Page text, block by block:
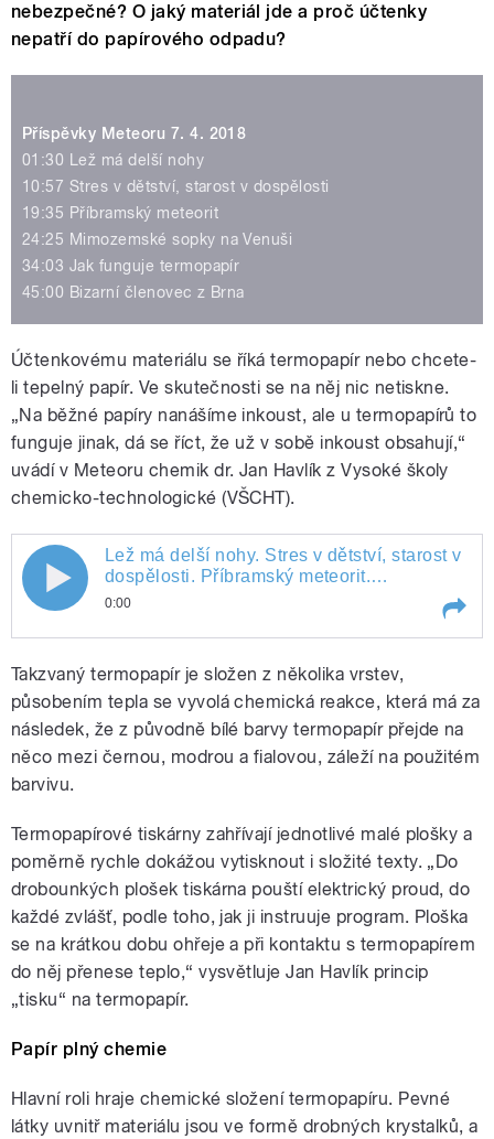
nebezpečné? O jaký materiál jde a proč účtenky
nepatří do papírového odpadu?
Příspěvky Meteoru 7. 4. 2018
01:30 Lež má delší nohy
10:57 Stres v dětství, starost v dospělosti
19:35 Příbramský meteorit
24:25 Mimozemské sopky na Venuši
34:03 Jak funguje termopapír
45:00 Bizarní členovec z Brna
Účtenkovému materiálu se říká termopapír nebo chcete-
li tepelný papír. Ve skutečnosti se na něj nic netiskne.
„Na běžné papíry nanášíme inkoust, ale u termopapírů to
funguje jinak, dá se říct, že už v sobě inkoust obsahují,“
uvádí v Meteoru chemik dr. Jan Havlík z Vysoké školy
chemicko-technologické (VŠCHT).
pause
Lež má delší nohy. Stres v dětství, starost v
dospělosti. Příbramský meteorit.
Mimozemské sopky na Venuši. Jak funguje
0:00
Takzvaný termopapír je složen z několika vrstev,
působením tepla se vyvolá chemická reakce, která má za
následek, že z původně bílé barvy termopapír přejde na
něco mezi černou, modrou a fialovou, záleží na použitém
barvivu.
Termopapírové tiskárny zahřívají jednotlivé malé plošky a
poměrně rychle dokážou vytisknout i složité texty. „Do
drobounkých plošek tiskárna pouští elektrický proud, do
každé zvlášť, podle toho, jak ji instruuje program. Ploška
se na krátkou dobu ohřeje a při kontaktu s termopapírem
do něj přenese teplo,“ vysvětluje Jan Havlík princip
„tisku“ na termopapír.
Papír plný chemie
Hlavní roli hraje chemické složení termopapíru. Pevné
látky uvnitř materiálu jsou ve formě drobných krystalků, a